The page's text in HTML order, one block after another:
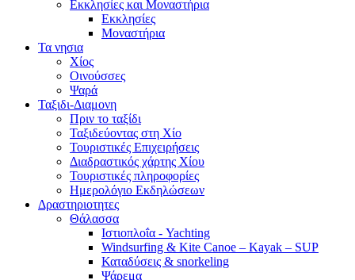
Εκκλησίες και Μοναστήρια
Εκκλησίες
Μοναστήρια
Τα νησια
Χίος
Οινούσσες
Ψαρά
Ταξιδι-Διαμονη
Πριν το ταξίδι
Ταξιδεύοντας στη Χίο
Τουριστικές Επιχειρήσεις
Διαδραστικός χάρτης Χίου
Τουριστικές πληροφορίες
Ημερολόγιο Εκδηλώσεων
Δραστηριοτητες
Θάλασσα
Ιστιοπλοΐα - Yachting
Windsurfing & Kite Canoe – Kayak – SUP
Καταδύσεις & snorkeling
Ψάρεμα